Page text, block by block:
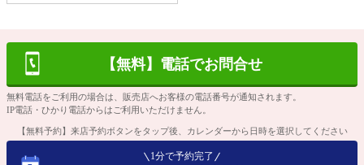
【無料】電話でお問合せ
無料電話をご利用の場合は、販売店へお客様の電話番号が通知されます。
IP電話・ひかり電話からはご利用いただけません。
【無料予約】来店予約ボタンをタップ後、カレンダーから日時を選択してください
1分で予約完了